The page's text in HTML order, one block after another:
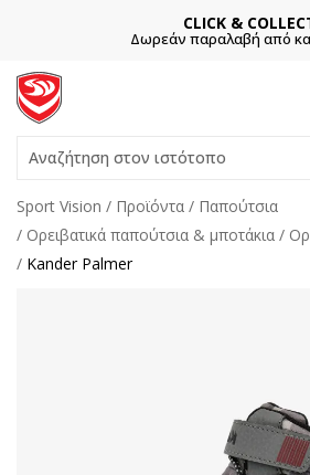
CLICK &
Δωρεάν παραλαβή από
Αναζήτηση στον ιστότοπο
Sport Vision Προϊόντα
Παπούτσια
Ορειβατικά παπούτσια & μποτάκια
Kander Palmer